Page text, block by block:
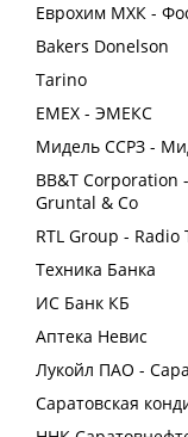
Еврохим МХК -
Bakers Donelson
Tarino
EMEX - ЭМЕКС
Мидель ССРЗ -
BB&T Corporation
Gruntal & Co
RTL Group -
Техника Банка
ИС Банк КБ
Аптека Невис
Лукойл ПАО -
Саратовская